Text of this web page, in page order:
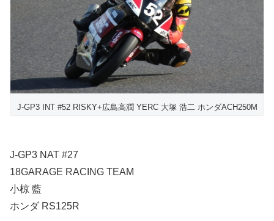
J-GP3 INT #52 RISKY+広島高潤 YERC 大塚 浩二 ホンダACH250M
J-GP3 NAT #27
18GARAGE RACING TEAM
小椋 藍
ホンダ RS125R